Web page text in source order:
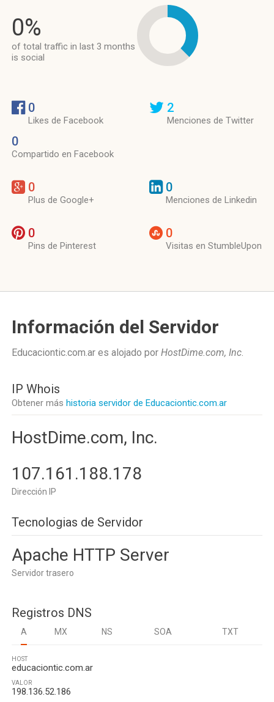
0%
of total traffic in last 3 months
is social
0
Likes de Facebook
0
Compartido en Facebook
2
Menciones de Twitter
0
Plus de Google+
0
Menciones de Linkedin
0
Pins de Pinterest
0
Visitas en StumbleUpon
Información del Servidor
Educaciontic.com.ar es alojado por HostDime.com, Inc.
IP Whois
Obtener más historia servidor de Educaciontic.com.ar
HostDime.com, Inc.
107.161.188.178
Dirección IP
Tecnologias de Servidor
Apache HTTP Server
Servidor trasero
Registros DNS
A MX NS SOA TXT
HOST
educaciontic.com.ar
VALOR
198.136.52.186